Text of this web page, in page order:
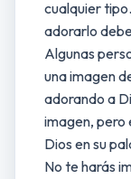
cualquier
adorarlo
Algunas
una imagen
adorando a
imagen, pero
Dios en su
No te harás